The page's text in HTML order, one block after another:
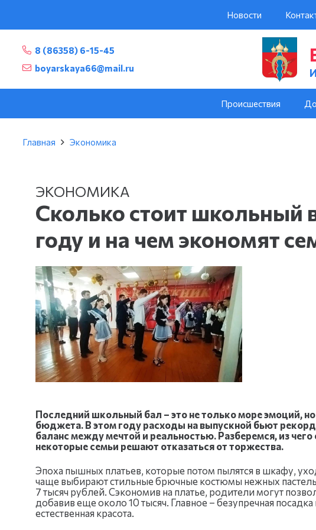
Новости
8 (86358) 6-15-45
boyarskaya66@mail.ru
Происшествия
Главная Экономика
ЭКОНОМИКА
Сколько стоит школьный
году и на чем экономят
Последний школьный бал – это не только море эмоций,
бюджета. В этом году расходы на выпускной бьют
баланс между мечтой и реальностью. Разберемся, из
некоторые семьи решают отказаться от торжества.
Эпоха пышных платьев, которые потом пылятся в шкафу,
чаще выбирают стильные брючные костюмы нежных
7 тысяч рублей. Сэкономив на платье, родители могут
добавив еще около 10 тысяч. Главное – безупречная
естественная красота.